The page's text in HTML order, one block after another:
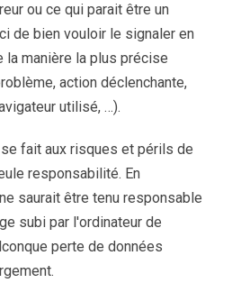
ou ce qui parait être un
de bien vouloir le signaler en
manière la plus précise
action déclenchante,
utilisé, …).
fait aux risques et périls de
responsabilité. En
saurait être tenu responsable
subi par l'ordinateur de
perte de données